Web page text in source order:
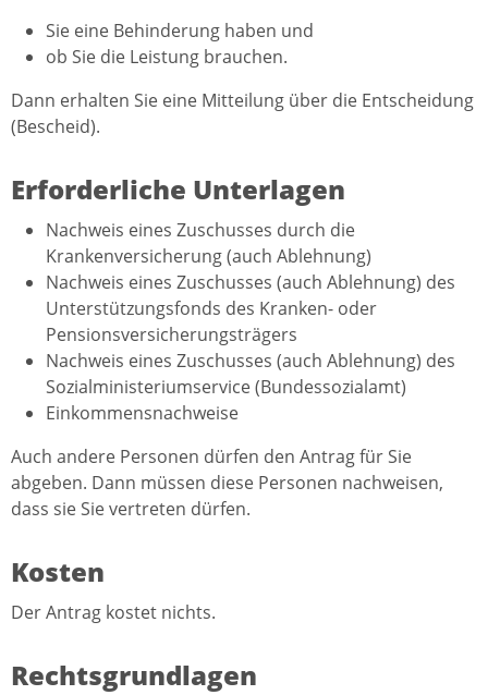
Sie eine Behinderung haben und
ob Sie die Leistung brauchen.
Dann erhalten Sie eine Mitteilung über die Entscheidung
(Bescheid).
Erforderliche Unterlagen
Nachweis eines Zuschusses durch die
Krankenversicherung (auch Ablehnung)
Nachweis eines Zuschusses (auch Ablehnung) des
Unterstützungsfonds des Kranken- oder
Pensionsversicherungsträgers
Nachweis eines Zuschusses (auch Ablehnung) des
Sozialministeriumservice (Bundessozialamt)
Einkommensnachweise
Auch andere Personen dürfen den Antrag für Sie
abgeben. Dann müssen diese Personen nachweisen,
dass sie Sie vertreten dürfen.
Kosten
Der Antrag kostet nichts.
Rechtsgrundlagen